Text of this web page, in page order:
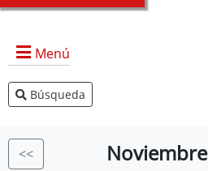
Menú
Agenda Presidencia
Eventos
Búsqueda
<< Noviembre